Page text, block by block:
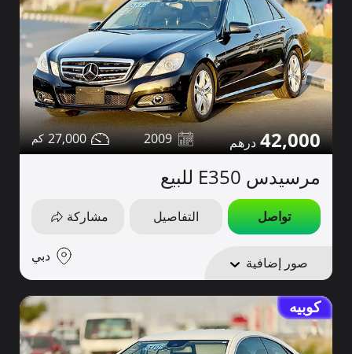
42,000
2009
27,000
مرسيدس E350 للبيع
تواصل التفاصيل مشاركة
صور إضافية دبي
كوبيه